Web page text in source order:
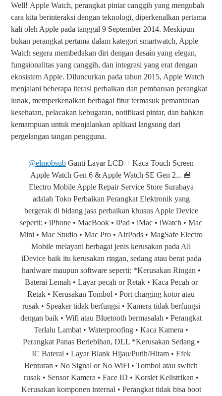
Well! Apple Watch, perangkat pintar canggih yang mengubah
cara kita berinteraksi dengan teknologi, diperkenalkan pertama
kali oleh Apple pada tanggal 9 September 2014. Meskipun
bukan perangkat pertama dalam kategori smartwatch, Apple
Watch segera membedakan diri dengan desain yang elegan,
fungsionalitas yang canggih, dan integrasi yang erat dengan
ekosistem Apple. Diluncurkan pada tahun 2015, Apple Watch
menjalani beberapa iterasi perbaikan dan pembaruan perangkat
lunak, memperkenalkan berbagai fitur termasuk pemantauan
kesehatan, pelacakan kebugaran, notifikasi pintar, dan bahkan
kemampuan untuk menjalankan aplikasi langsung dari
pergelangan tangan pengguna.
@elmobsub Ganti Layar LCD + Kaca Touch Screen
Apple Watch Gen 6 & Apple Watch SE Gen 2... 🧰
Electro Mobile Apple Repair Service Store Surabaya
adalah Toko Perbaikan Perangkat Elektronik yang
bergerak di bidang jasa perbaikan khusus Apple Device
seperti: • iPhone • MacBook • iPad • iMac • iWatch • Mac
Mini • Mac Studio • Mac Pro • AirPods • MagSafe Electro
Mobile melayani berbagai jenis kerusakan pada All
iDevice baik itu kerusakan ringan, sedang atau berat pada
hardware maupun software seperti: *Kerusakan Ringan •
Baterai Lemah • Layar pecah or Retak • Kaca Pecah or
Retak • Kerusakan Tombol • Port charging kotor atau
rusak • Speaker tidak berfungsi • Kamera tidak berfungsi
dengan baik • Wifi atau Bluetooth bermasalah • Perangkat
Terlalu Lambat • Waterproofing • Kaca Kamera •
Perangkat Panas Berlebihan, DLL *Kerusakan Sedang •
IC Baterai • Layar Blank Hijau/Putih/Hitam • Efek
Benturan • No Signal or No WiFi • Tombol atau switch
rusak • Sensor Kamera • Face ID • Korslet Kelistrikan •
Kerusakan komponen internal • Perangkat tidak bisa boot